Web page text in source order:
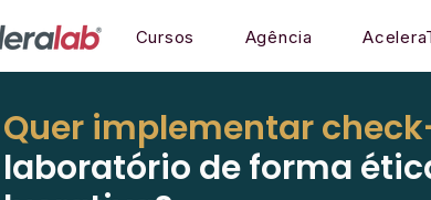
Cursos Agência
Quer implementar
laboratório de forma